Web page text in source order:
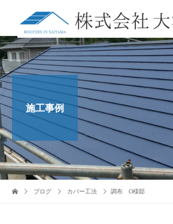
施工事例
ブログ カバー工法 調布 O様邸